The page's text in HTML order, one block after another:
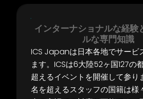
インターナショナルな経験
ルな専門知識
ICS Japanは日本各地でサービ
ます。 ICSは6大陸52ヶ国127の
超えるイベントを開催して参り
名を超えるスタッフの国籍は様